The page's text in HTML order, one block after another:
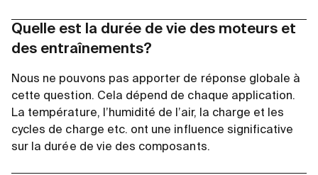
Quelle est la durée de vie des moteurs et
des entraînements?
Nous ne pouvons pas apporter de réponse globale à
cette question. Cela dépend de chaque application.
La température, l’humidité de l’air, la charge et les
cycles de charge etc. ont une influence significative
sur la durée de vie des composants.